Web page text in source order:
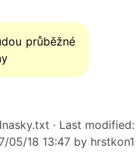
průběžné
· Last modified:
05/18 13:47 by hrstkon1